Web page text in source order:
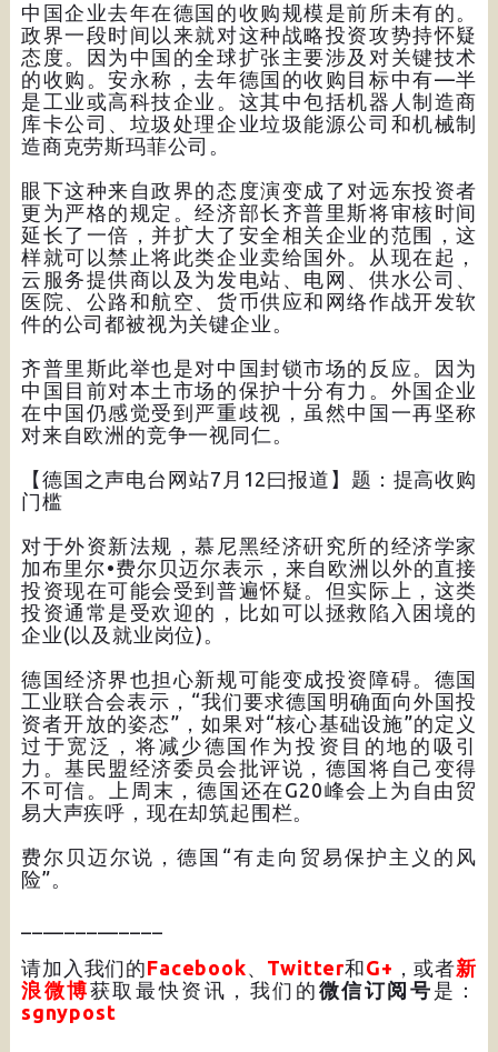
中国企业去年在德国的收购规模是前所未有的。
政界一段时间以来就对这种战略投资攻势持怀疑
态度。因为中国的全球扩张主要涉及对关键技术
的收购。安永称，去年德国的收购目标中有—半
是工业或高科技企业。这其中包括机器人制造商
库卡公司、垃圾处理企业垃圾能源公司和机械制
造商克劳斯玛菲公司。
眼下这种来自政界的态度演变成了对远东投资者
更为严格的规定。经济部长齐普里斯将审核时间
延长了一倍，并扩大了安全相关企业的范围，这
样就可以禁止将此类企业卖给国外。从现在起，
云服务提供商以及为发电站、电网、供水公司、
医院、公路和航空、货币供应和网络作战开发软
件的公司都被视为关键企业。
齐普里斯此举也是对中国封锁市场的反应。因为
中国目前对本土市场的保护十分有力。外国企业
在中国仍感觉受到严重歧视，虽然中国一再坚称
对来自欧洲的竞争一视同仁。
【德国之声电台网站7月12曰报道】题：提高收购
门槛
对于外资新法规，慕尼黑经济硏究所的经济学家
加布里尔•费尔贝迈尔表示，来自欧洲以外的直接
投资现在可能会受到普遍怀疑。但实际上，这类
投资通常是受欢迎的，比如可以拯救陷入困境的
企业(以及就业岗位)。
德国经济界也担心新规可能变成投资障碍。德国
工业联合会表示，“我们要求德国明确面向外国投
资者开放的姿态”，如果对“核心基础设施”的定义
过于宽泛，将减少德国作为投资目的地的吸引
力。基民盟经济委员会批评说，德国将自己变得
不可信。上周末，德国还在G20峰会上为自由贸
易大声疾呼，现在却筑起围栏。
费尔贝迈尔说，德国“有走向贸易保护主义的风
险”。
请加入我们的Facebook、 Twitter和G+ ，或者新
浪微博获取最快资讯，我们的 微信订阅号 是：
sgnypost